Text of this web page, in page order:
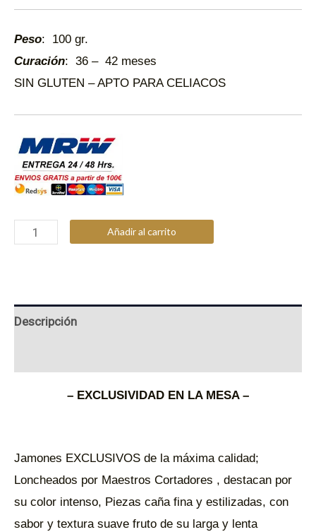
Peso: 100 gr.
Curación: 36 – 42 meses
SIN GLUTEN – APTO PARA CELIACOS
Jamón
EME
Añadir al carrito
Descripción
– EXCLUSIVIDAD EN LA MESA –
Jamones EXCLUSIVOS de la máxima calidad;
Loncheados por Maestros Cortadores , destacan por
su color intenso, Piezas caña fina y estilizadas, con
sabor y textura suave fruto de su larga y lenta